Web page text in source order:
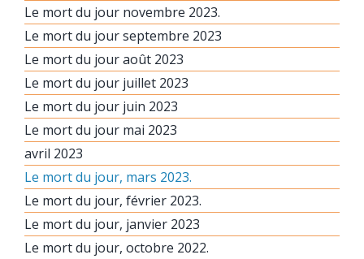
Le mort du jour novembre 2023.
Le mort du jour septembre 2023
Le mort du jour août 2023
Le mort du jour juillet 2023
Le mort du jour juin 2023
Le mort du jour mai 2023
avril 2023
Le mort du jour, mars 2023.
Le mort du jour, février 2023.
Le mort du jour, janvier 2023
Le mort du jour, octobre 2022.